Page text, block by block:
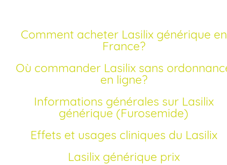
Comment acheter Lasilix générique en
France?
Où commander Lasilix sans ordonnance
en ligne?
Informations générales sur Lasilix
générique (Furosemide)
Effets et usages cliniques du Lasilix
Lasilix générique prix